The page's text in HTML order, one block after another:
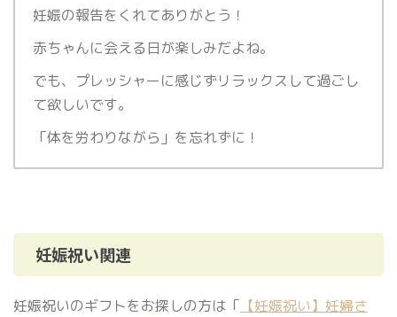
妊娠の報告をくれてありがとう！
赤ちゃんに会える日が楽しみだよね。
でも、プレッシャーに感じずリラックスして過ごし
て欲しいです。
「体を労わりながら」を忘れずに！
妊娠祝い関連
妊娠祝いのギフトをお探しの方は「 【妊娠祝い】妊婦さ